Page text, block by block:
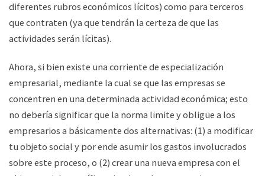
diferentes rubros económicos lícitos) como para terceros
que contraten (ya que tendrán la certeza de que las
actividades serán lícitas).
Ahora, si bien existe una corriente de especialización
empresarial, mediante la cual se que las empresas se
concentren en una determinada actividad económica; esto
no debería significar que la norma limite y obligue a los
empresarios a básicamente dos alternativas: (1) a modificar
tu objeto social y por ende asumir los gastos involucrados
sobre este proceso, o (2) crear una nueva empresa con el